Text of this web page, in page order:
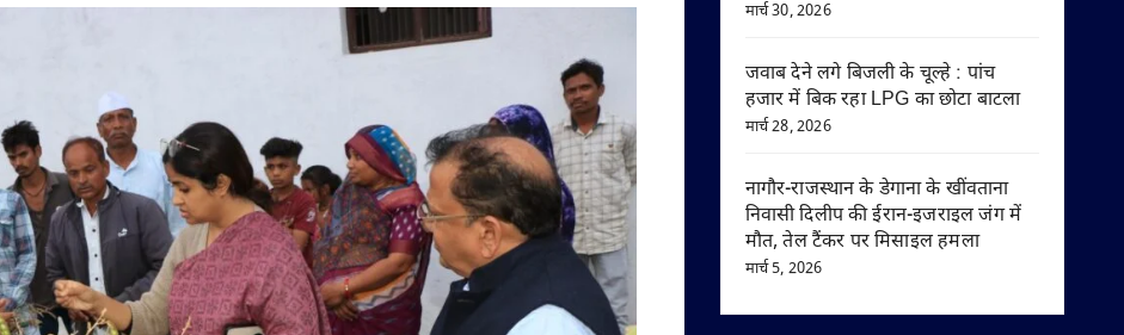
मार्च 30, 2026
जवाब देने लगे बिजली के चूल्हे : पांच
हजार में बिक रहा LPG का छोटा बाटला
मार्च 28, 2026
नागौर-राजस्थान के डेगाना के खींवताना
निवासी दिलीप की ईरान-इजराइल जंग में
मौत, तेल टैंकर पर मिसाइल हमला
मार्च 5, 2026